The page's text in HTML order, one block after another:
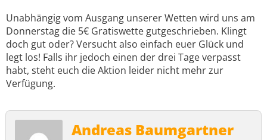
Unabhängig vom Ausgang unserer Wetten wird uns am
Donnerstag die 5€ Gratiswette gutgeschrieben. Klingt
doch gut oder? Versucht also einfach euer Glück und
legt los! Falls ihr jedoch einen der drei Tage verpasst
habt, steht euch die Aktion leider nicht mehr zur
Verfügung.
Andreas Baumgartner